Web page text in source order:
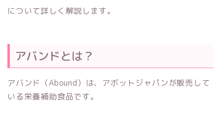
について詳しく解説します。
アバンドとは？
アバンド（Abound）は、アボットジャパンが販売して
いる栄養補助食品です。